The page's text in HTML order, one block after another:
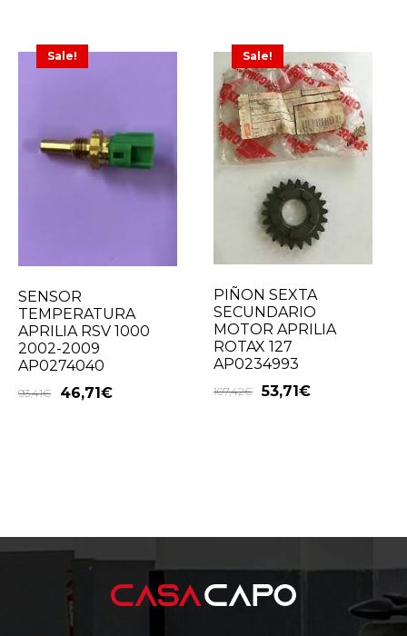
Sale!
SENSOR
TEMPERATURA
APRILIA RSV 1000
2002-2009
AP0274040
93,41€ 46,71€
Sale!
PIÑON SEXTA
SECUNDARIO
MOTOR APRILIA
ROTAX 127
AP0234993
107,42€ 53,71€